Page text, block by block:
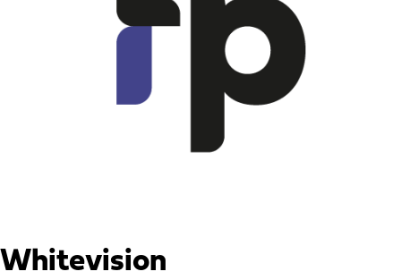
Whitevision